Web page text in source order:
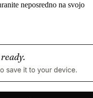
neposredno na svojo